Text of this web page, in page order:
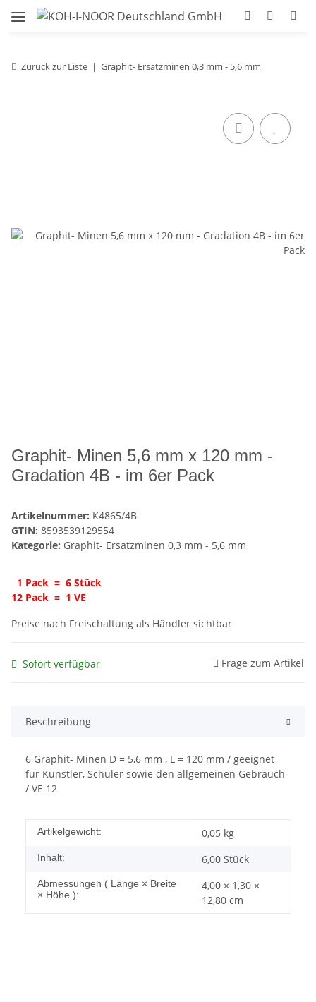
Zurück zur Liste Graphit- Ersatzminen 0,3 mm - 5,6 mm
Graphit- Minen 5,6 mm x 120 mm -
Gradation 4B - im 6er Pack
Artikelnummer: K4865/4B
GTIN: 8593539129554
Kategorie: Graphit- Ersatzminen 0,3 mm - 5,6 mm
1 Pack = 6 Stück
12 Pack = 1 VE
Preise nach Freischaltung als Händler sichtbar
Sofort verfügbar Frage zum Artikel
Beschreibung
6 Graphit- Minen D = 5,6 mm , L = 120 mm / geeignet
für Künstler, Schüler sowie den allgemeinen Gebrauch
/ VE 12
Produkteigenschaft
Wert
Artikelgewicht: 0,05 kg
Inhalt: 6,00 Stück
Abmessungen ( Länge × Breite
× Höhe ):
4,00 × 1,30 ×
12,80 cm